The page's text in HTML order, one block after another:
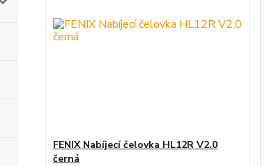
FENIX Nabíjecí čelovka HL12R V2.0
černá